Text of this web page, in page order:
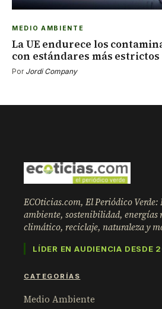
MEDIO AMBIENTE
La UE endurece los
con estándares más estrictos
Por Jordi Company
ECOticias.com, El Periódico
ambiente, sostenibilidad, energías
climático, reciclaje, naturaleza y
LÍDER EN AUDIENCIA DESDE
CATEGORÍAS
Medio Ambiente